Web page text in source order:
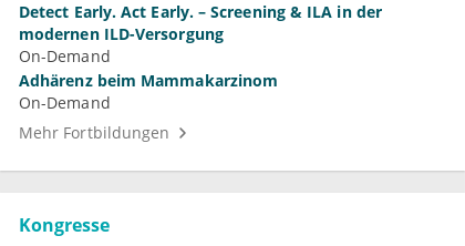
Detect Early. Act Early. – Screening & ILA in der
modernen ILD-Versorgung
On-Demand
Adhärenz beim Mammakarzinom
On-Demand
Mehr Fortbildungen
Kongresse